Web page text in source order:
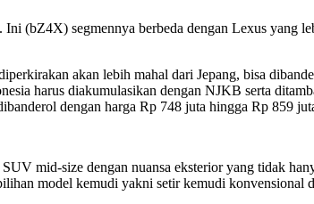
Ini (bZ4X) segmennya berbeda dengan Lexus
akan lebih mahal dari Jepang, bisa
harus diakumulasikan dengan NJKB serta
dengan harga Rp 748 juta hingga Rp 859
mid-size dengan nuansa eksterior yang tidak
model kemudi yakni setir kemudi konvensional